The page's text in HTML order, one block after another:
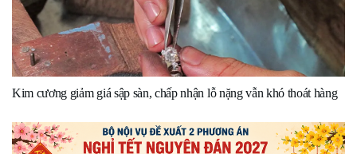
Kim cương giảm giá sập sàn, chấp nhận lỗ nặng vẫn khó thoát hàng